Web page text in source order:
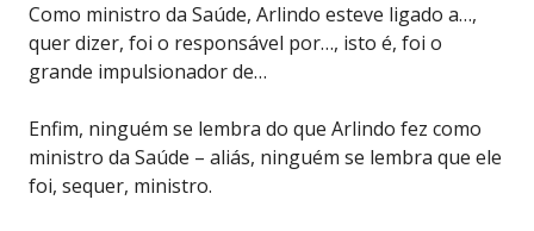
Como ministro da Saúde, Arlindo esteve ligado a…,
quer dizer, foi o responsável por…, isto é, foi o
grande impulsionador de…
Enfim, ninguém se lembra do que Arlindo fez como
ministro da Saúde – aliás, ninguém se lembra que ele
foi, sequer, ministro.